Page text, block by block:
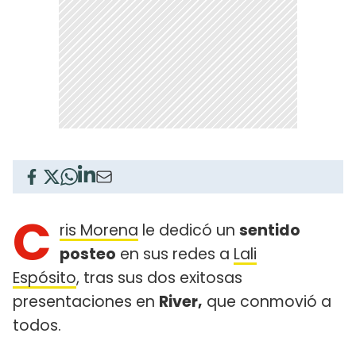
C ris Morena le dedicó un sentido
posteo en sus redes a Lali
Espósito, tras sus dos exitosas
presentaciones en River, que conmovió a
todos.